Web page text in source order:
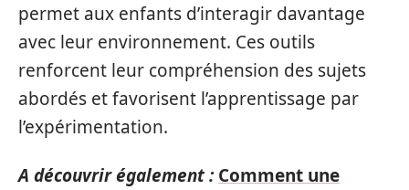
permet aux enfants d’interagir davantage
avec leur environnement. Ces outils
renforcent leur compréhension des sujets
abordés et favorisent l’apprentissage par
l’expérimentation.
A découvrir également : Comment une